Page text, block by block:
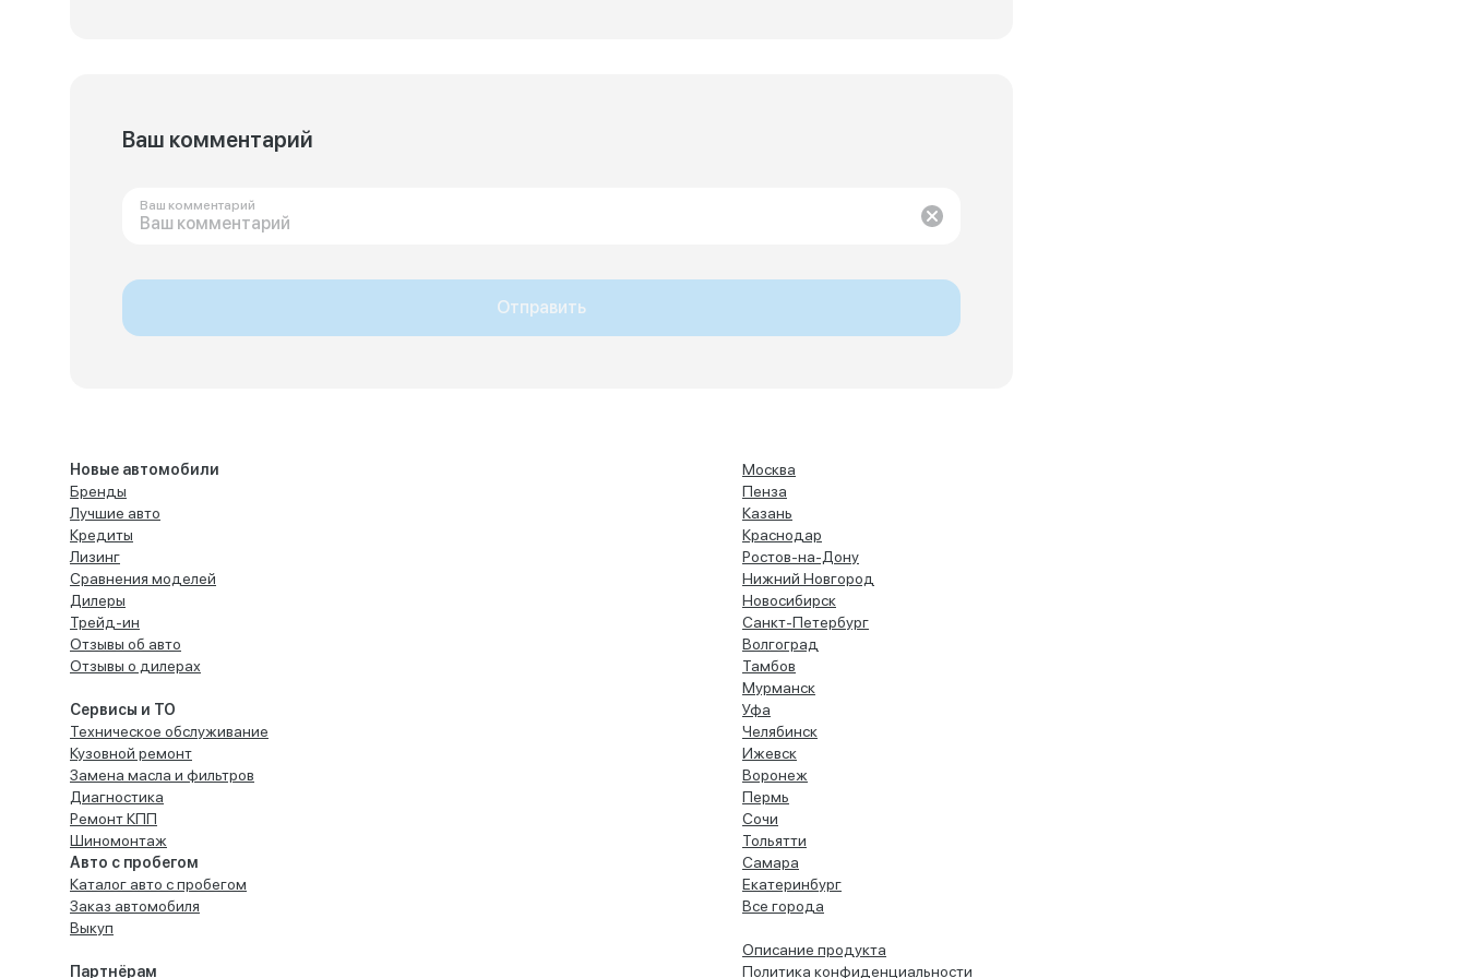
Ваш комментарий
Ваш комментарий
Отправить
Новые автомобили
Бренды
Лучшие авто
Кредиты
Лизинг
Сравнения моделей
Дилеры
Трейд-ин
Отзывы об авто
Отзывы о дилерах
Сервисы и ТО
Техническое обслуживание
Кузовной ремонт
Замена масла и фильтров
Диагностика
Ремонт КПП
Шиномонтаж
Авто с пробегом
Каталог авто с пробегом
Заказ автомобиля
Выкуп
Партнёрам
Москва
Пенза
Казань
Краснодар
Ростов-на-Дону
Нижний Новгород
Новосибирск
Санкт-Петербург
Волгоград
Тамбов
Мурманск
Уфа
Челябинск
Ижевск
Воронеж
Пермь
Сочи
Тольятти
Самара
Екатеринбург
Все города
Описание продукта
Политика конфиденциальности